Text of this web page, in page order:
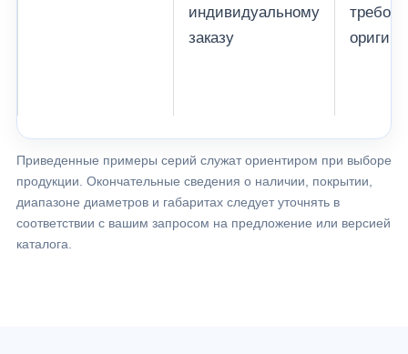
индивидуальному
заказу
Приведенные примеры серий служат ориентиром при выборе
продукции. Окончательные сведения о наличии, покрытии,
диапазоне диаметров и габаритах следует уточнять в
соответствии с вашим запросом на предложение или версией
каталога.